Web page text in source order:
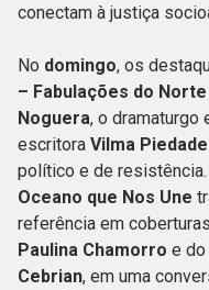
conectam à justiça
No domingo, os
– Fabulações do
Noguera, o dramaturgo
escritora Vilma Piedade
político e de
Oceano que Nos Une
referência em
Paulina Chamorro e
Cebrian, em uma